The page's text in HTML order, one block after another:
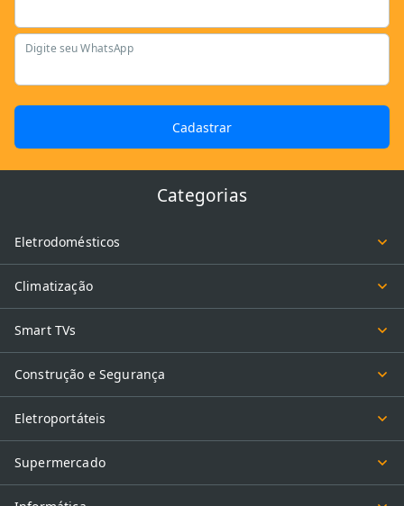
Digite seu WhatsApp
Cadastrar
Categorias
Eletrodomésticos
Climatização
Smart TVs
Construção e Segurança
Eletroportáteis
Supermercado